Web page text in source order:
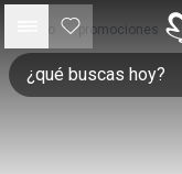
• promociones •